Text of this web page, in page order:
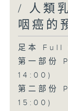
/ 人類
咽癌的
足本 Full
第一部份
14:00)
第二部份
15:00)